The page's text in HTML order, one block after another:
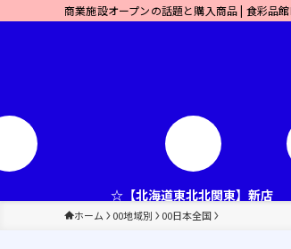
商業施設オープンの話題と購入商品 | 食彩品館
☆【北海道東北北関東】新店
ホーム 00地域別 00日本全国